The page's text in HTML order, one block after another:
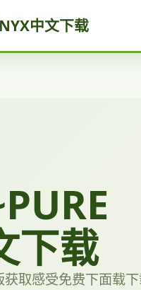
中文下载
下载
取感受免费下面载